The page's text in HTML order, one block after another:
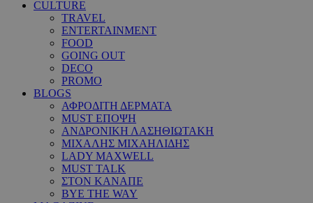
CULTURE
TRAVEL
ENTERTAINMENT
FOOD
GOING OUT
DECO
PROMO
BLOGS
ΑΦΡΟΔΙΤΗ ΔΕΡΜΑΤΑ
MUST ΕΠΟΨΗ
ΑΝΔΡΟΝΙΚΗ ΛΑΣΗΘΙΩΤΑΚΗ
ΜΙΧΑΛΗΣ ΜΙΧΑΗΛΙΔΗΣ
LADY MAXWELL
MUST TALK
ΣΤΟΝ ΚΑΝΑΠΕ
BYE THE WAY